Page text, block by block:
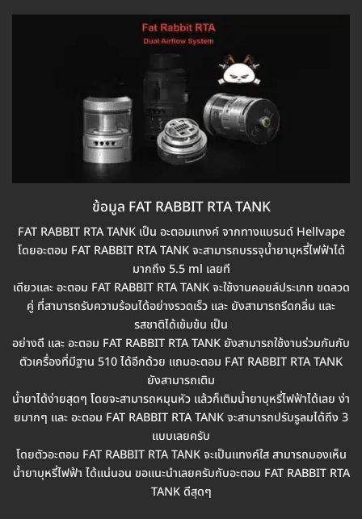
ข้อมูล FAT RABBIT RTA TANK
FAT RABBIT RTA TANK เป็น อะตอมแทงค์ จากทางแบรนด์ Hellvape
โดยอะตอม FAT RABBIT RTA TANK จะสามารถบรรจุน้ำยาบุหรี่ไฟฟ้าได้
มากถึง 5.5 ml เลยที
เดียวและ อะตอม FAT RABBIT RTA TANK จะใช้งานคอยล์ประเภท ขดลวด
คู่ ที่สามารถรับความร้อนได้อย่างรวดเร็ว และ ยังสามารถรีดกลิ่น และ
รสชาติได้เข้มข้น เป็น
อย่างดี และ อะตอม FAT RABBIT RTA TANK ยังสามารถใช้งานร่วมกันกับ
ตัวเครื่องที่มีฐาน 510 ได้อีกด้วย แถมอะตอม FAT RABBIT RTA TANK
ยังสามารถเติม
น้ำยาได้ง่ายสุดๆ โดยจะสามารถหมุนหัว แล้วก็เติมน้ำยาบุหรี่ไฟฟ้าได้เลย ง่า
ยมากๆ และ อะตอม FAT RABBIT RTA TANK จะสามารถปรับรูลมได้ถึง 3
แบบเลยครับ
โดยตัวอะตอม FAT RABBIT RTA TANK จะเป็นแทงค์ใส สามารถมองเห็น
น้ำยาบุหรี่ไฟฟ้า ได้แน่นอน ขอแนะนำเลยครับกับอะตอม FAT RABBIT RTA
TANK ดีสุดๆ